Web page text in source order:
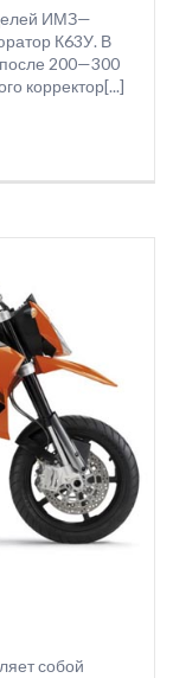
ИМЗ—
К63У. В
после 200—300
корректор[...]
собой